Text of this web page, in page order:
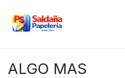
ALGO MAS